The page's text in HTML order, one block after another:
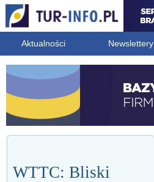
Aktualności Newslettery
WTTC: Bliski